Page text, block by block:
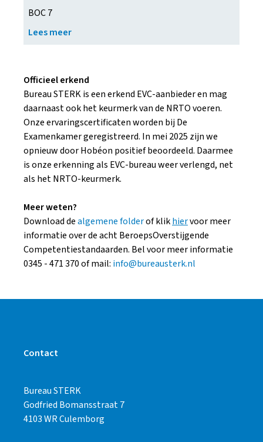
BOC 7
Lees meer
Officieel erkend
Bureau STERK is een erkend EVC-aanbieder en mag
daarnaast ook het keurmerk van de NRTO voeren.
Onze ervaringscertificaten worden bij De
Examenkamer geregistreerd. In mei 2025 zijn we
opnieuw door Ho­béon positief beoordeeld. Daarmee
is onze erkenning als EVC-bureau weer verlengd, net
als het NRTO-keurmerk.
Meer weten?
Download dealgemene folderof klikhiervoor meer
informatie over de acht BeroepsOverstijgende
Competentiestandaarden. Bel voor meer informatie
0345 - 471 370 of mail: info@bureausterk.nl
Contact
Bureau STERK
Godfried Bomansstraat 7
4103 WR Culemborg